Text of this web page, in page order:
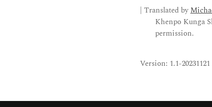
| Translated by
Khenpo Kunga
permission.
Version: 1.1-20231121